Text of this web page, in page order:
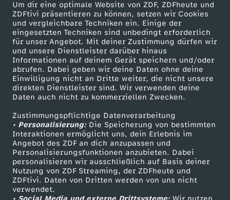
Um dir eine optimale Website von ZDF, ZDFheute und
ZDFtivi präsentieren zu können, setzen wir Cookies
und vergleichbare Techniken ein. Einige der
eingesetzten Techniken sind unbedingt erforderlich
für unser Angebot. Mit deiner Zustimmung dürfen wir
und unsere Dienstleister darüber hinaus
Informationen auf deinem Gerät speichern und/oder
abrufen. Dabei geben wir deine Daten ohne deine
Einwilligung nicht an Dritte weiter, die nicht unsere
direkten Dienstleister sind. Wir verwenden deine
Daten auch nicht zu kommerziellen Zwecken.
Zustimmungspflichtige Datenverarbeitung
• Personalisierung:Die Speicherung von bestimmten
Interaktionen ermöglicht uns, dein Erlebnis im
Angebot des ZDF an dich anzupassen und
Personalisierungsfunktionen anzubieten. Dabei
personalisieren wir ausschließlich auf Basis deiner
Nutzung von ZDF Streaming, der ZDFheute und
ZDFtivi. Daten von Dritten werden von uns nicht
verwendet.
a
u
f
d
e
m
r
o
Mehr ZDF
ZDF-Apps
Smart TV
ZDFtext
Livestreams
Sendungen A-Z
TV-Programm
Service
ZDFmitreden
Kontakt zum ZDF
Tickets
Zuschauerservice
Hilfe